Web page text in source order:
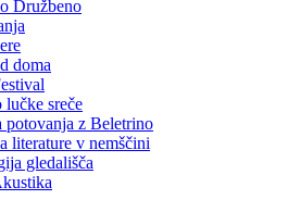
Družbeno
doma
lučke sreče
potovanja z Beletrino
literature v nemščini
gledališča